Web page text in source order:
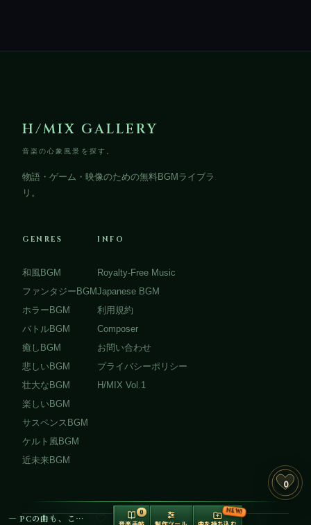
H/MIX GALLERY
音楽の心象風景を探す。
物語・ゲーム・映像のための無料BGMライブラ
リ。
GENRES
和風BGM
ファンタジーBGM
ホラーBGM
バトルBGM
癒しBGM
悲しいBGM
壮大なBGM
楽しいBGM
サスペンスBGM
ケルト風BGM
近未来BGM
INFO
Royalty-Free Music
Japanese BGM
利用規約
Composer
お問い合わせ
プライバシーポリシー
H/MIX Vol.1
— PCの曲も、ここで再生できます —
0 NEW!
0